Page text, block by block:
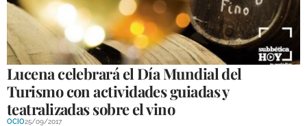
Lucena celebrará el Día Mundial del
Turismo con actividades guiadas y
teatralizadas sobre el vino
OCIO25/09/2017